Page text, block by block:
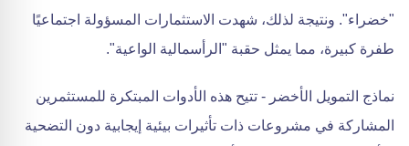
"خضراء". ونتيجة لذلك، شهدت الاستثمارات المسؤولة اجتماعيًا
طفرة كبيرة، مما يمثل حقبة "الرأسمالية الواعية".
نماذج التمويل الأخضر - تتيح هذه الأدوات المبتكرة للمستثمرين
المشاركة في مشروعات ذات تأثيرات بيئية إيجابية دون التضحية